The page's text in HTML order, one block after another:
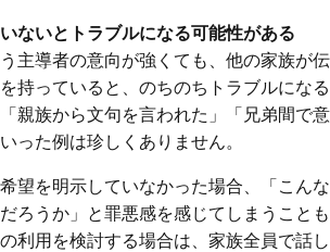
ないとトラブルになる可能性がある
主導者の意向が強くても、他の家族が伝
持っていると、のちのちトラブルになる
親族から文句を言われた」「兄弟間で意
った例は珍しくありません。
望を明示していなかった場合、「こんな
ろうか」と罪悪感を感じてしまうことも
利用を検討する場合は、家族全員で話し